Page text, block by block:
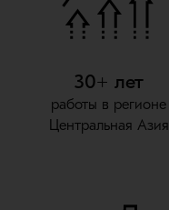
30+ лет
работы в регионе
Центральная Азия